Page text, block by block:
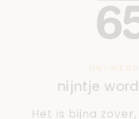
nijntje
Het is bijna